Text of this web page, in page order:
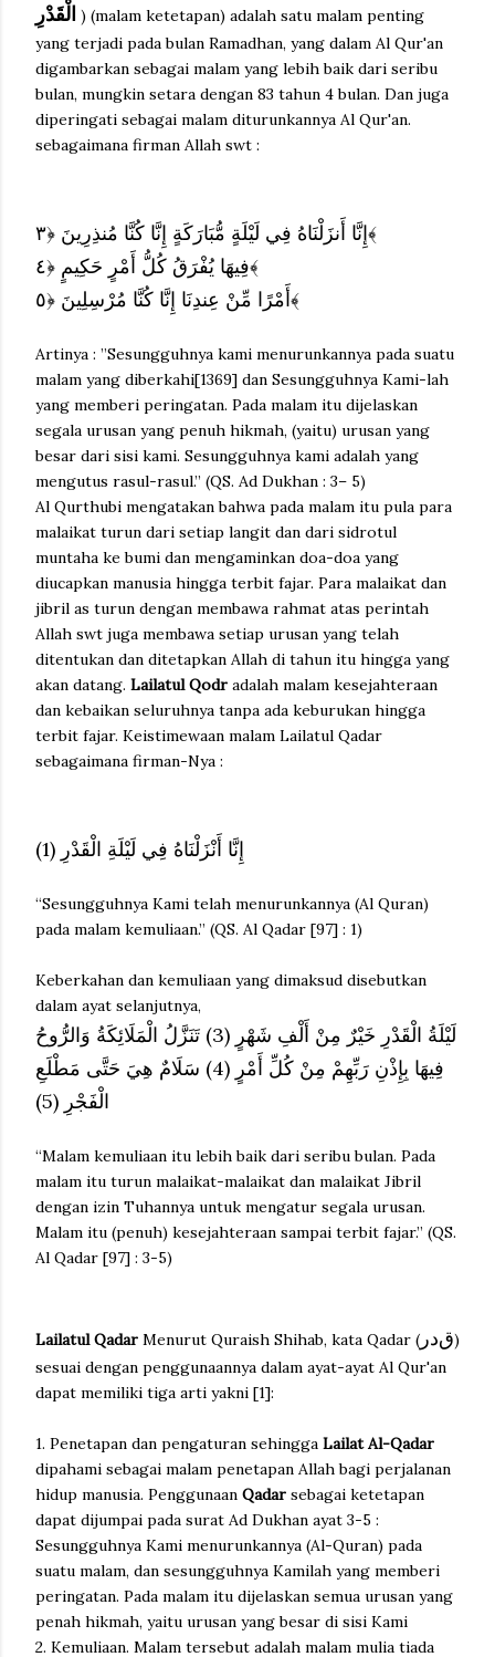
الْقَدْرِ ) (malam ketetapan) adalah satu malam penting
yang terjadi pada bulan Ramadhan, yang dalam Al Qur'an
digambarkan sebagai malam yang lebih baik dari seribu
bulan, mungkin setara dengan 83 tahun 4 bulan. Dan juga
diperingati sebagai malam diturunkannya Al Qur'an.
sebagaimana firman Allah swt :
إِنَّا أَنزَلْنَاهُ فِي لَيْلَةٍ مُّبَارَكَةٍ إِنَّا كُنَّا مُنذِرِينَ ﴿٣﴾
فِيهَا يُفْرَقُ كُلُّ أَمْرٍ حَكِيمٍ ﴿٤﴾
أَمْرًا مِّنْ عِندِنَا إِنَّا كُنَّا مُرْسِلِينَ ﴿٥﴾
Artinya : ”Sesungguhnya kami menurunkannya pada suatu
malam yang diberkahi[1369] dan Sesungguhnya Kami-lah
yang memberi peringatan. Pada malam itu dijelaskan
segala urusan yang penuh hikmah, (yaitu) urusan yang
besar dari sisi kami. Sesungguhnya kami adalah yang
mengutus rasul-rasul.” (QS. Ad Dukhan : 3– 5)
Al Qurthubi mengatakan bahwa pada malam itu pula para
malaikat turun dari setiap langit dan dari sidrotul
muntaha ke bumi dan mengaminkan doa-doa yang
diucapkan manusia hingga terbit fajar. Para malaikat dan
jibril as turun dengan membawa rahmat atas perintah
Allah swt juga membawa setiap urusan yang telah
ditentukan dan ditetapkan Allah di tahun itu hingga yang
akan datang. Lailatul Qodr adalah malam kesejahteraan
dan kebaikan seluruhnya tanpa ada keburukan hingga
terbit fajar. Keistimewaan malam Lailatul Qadar
sebagaimana firman-Nya :
إِنَّا أَنْزَلْنَاهُ فِي لَيْلَةِ الْقَدْرِ (1)
“Sesungguhnya Kami telah menurunkannya (Al Quran)
pada malam kemuliaan.” (QS. Al Qadar [97] : 1)
Keberkahan dan kemuliaan yang dimaksud disebutkan
dalam ayat selanjutnya,
لَيْلَةُ الْقَدْرِ خَيْرٌ مِنْ أَلْفِ شَهْرٍ (3) تَنَزَّلُ الْمَلَائِكَةُ وَالرُّوحُ
فِيهَا بِإِذْنِ رَبِّهِمْ مِنْ كُلِّ أَمْرٍ (4) سَلَامٌ هِيَ حَتَّى مَطْلَعِ
الْفَجْرِ (5)
“Malam kemuliaan itu lebih baik dari seribu bulan. Pada
malam itu turun malaikat-malaikat dan malaikat Jibril
dengan izin Tuhannya untuk mengatur segala urusan.
Malam itu (penuh) kesejahteraan sampai terbit fajar.” (QS.
Al Qadar [97] : 3-5)
Lailatul Qadar Menurut Quraish Shihab, kata Qadar ( قﺩﺭ)
sesuai dengan penggunaannya dalam ayat-ayat Al Qur'an
dapat memiliki tiga arti yakni [1]:
1. Penetapan dan pengaturan sehingga Lailat Al-Qadar
dipahami sebagai malam penetapan Allah bagi perjalanan
hidup manusia. Penggunaan Qadar sebagai ketetapan
dapat dijumpai pada surat Ad Dukhan ayat 3-5 :
Sesungguhnya Kami menurunkannya (Al-Quran) pada
suatu malam, dan sesungguhnya Kamilah yang memberi
peringatan. Pada malam itu dijelaskan semua urusan yang
penah hikmah, yaitu urusan yang besar di sisi Kami
2. Kemuliaan. Malam tersebut adalah malam mulia tiada